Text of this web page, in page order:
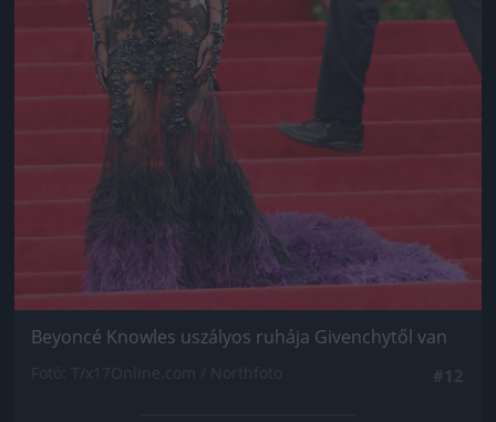
Beyoncé Knowles uszályos ruhája Givenchytől van